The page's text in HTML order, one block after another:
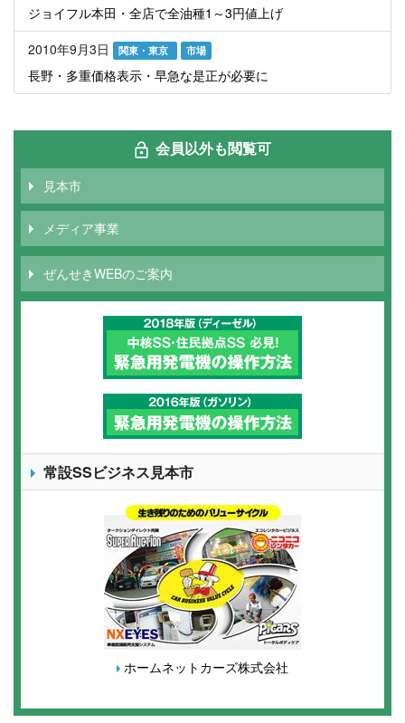
ジョイフル本田・全店で全油種1～3円値上げ
2010年9月3日
関東・東京 市場
長野・多重価格表示・早急な是正が必要に
会員以外も閲覧可
見本市
メディア事業
ぜんせきWEBのご案内
常設SSビジネス見本市
ホームネットカーズ株式会社